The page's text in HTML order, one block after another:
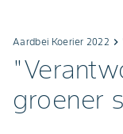
Aardbei Koerier 2022 keyboard_arrow_right
groener